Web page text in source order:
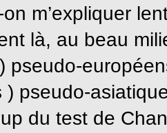
m’expliquer
là, au beau
pseudo-
) pseudo-
du test de